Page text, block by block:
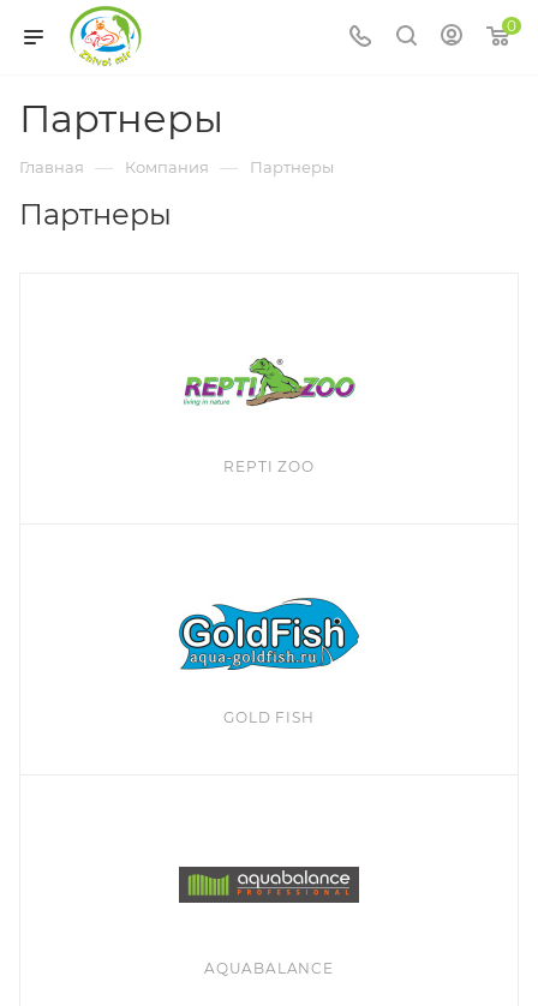
0
Партнеры
Главная — Компания — Партнеры
Партнеры
REPTI ZOO
GOLD FISH
AQUABALANCE